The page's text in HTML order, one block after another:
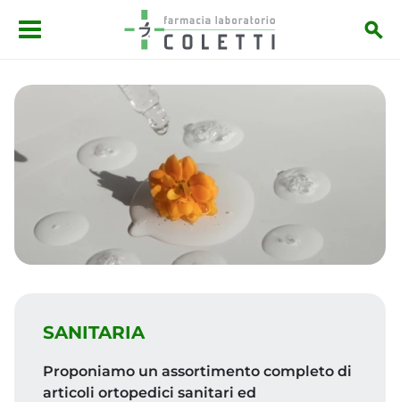
Salta al contenuto principale
SANITARIA
Proponiamo un assortimento completo di
articoli ortopedici sanitari ed